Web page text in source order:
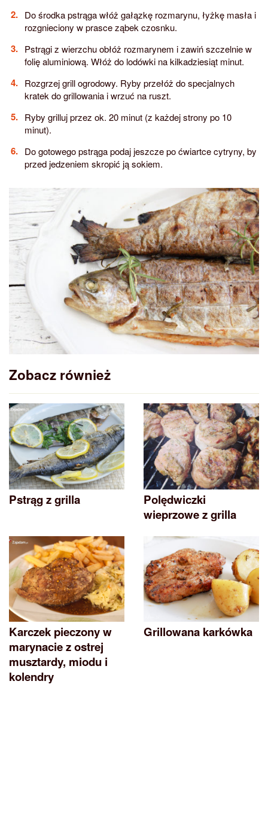
Do środka pstrąga włóż gałązkę rozmarynu, łyżkę masła i
rozgnieciony w prasce ząbek czosnku.
Pstrągi z wierzchu obłóż rozmarynem i zawiń szczelnie w
folię aluminiową. Włóż do lodówki na kilkadziesiąt minut.
Rozgrzej grill ogrodowy. Ryby przełóż do specjalnych
kratek do grillowania i wrzuć na ruszt.
Ryby grilluj przez ok. 20 minut (z każdej strony po 10
minut).
Do gotowego pstrąga podaj jeszcze po ćwiartce cytryny, by
przed jedzeniem skropić ją sokiem.
Zobacz również
Pstrąg z grilla
Polędwiczki
wieprzowe z grilla
Karczek pieczony w
marynacie z ostrej
musztardy, miodu i
kolendry
Grillowana karkówka